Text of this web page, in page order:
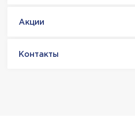
Акции
Контакты